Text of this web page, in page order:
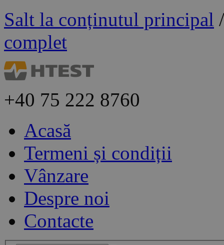
Salt la conținutul principal
complet
+40 75 222 8760
Acasă
Termeni și condiții
Vânzare
Despre noi
Contacte